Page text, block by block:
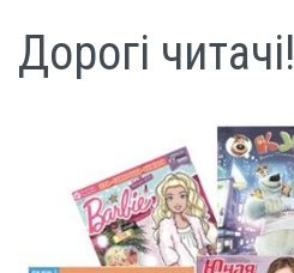
Дорогі читачі!